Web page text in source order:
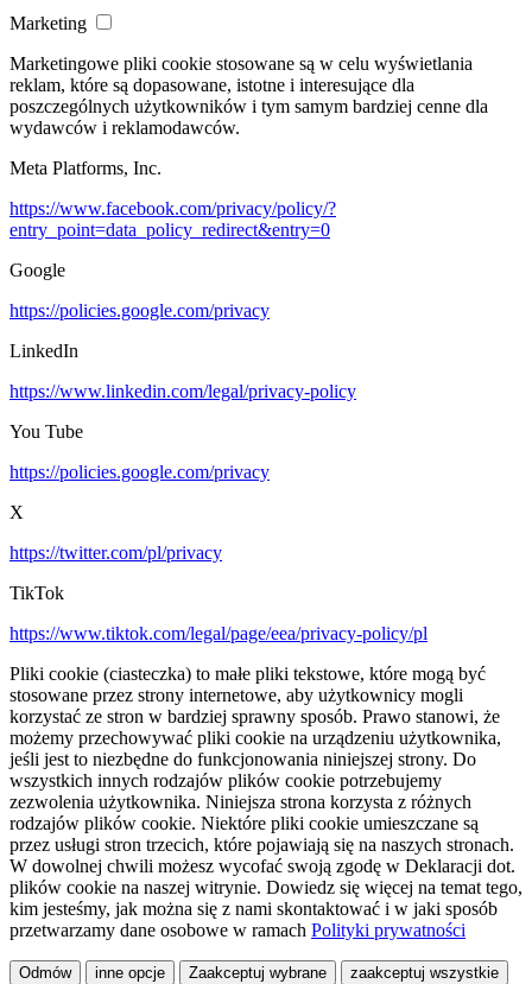
Marketing
Marketingowe pliki cookie stosowane są w celu wyświetlania
reklam, które są dopasowane, istotne i interesujące dla
poszczególnych użytkowników i tym samym bardziej cenne dla
wydawców i reklamodawców.
Meta Platforms, Inc.
https://www.facebook.com/privacy/policy/?
entry_point=data_policy_redirect&entry=0
Google
https://policies.google.com/privacy
LinkedIn
https://www.linkedin.com/legal/privacy-policy
You Tube
https://policies.google.com/privacy
X
https://twitter.com/pl/privacy
TikTok
https://www.tiktok.com/legal/page/eea/privacy-policy/pl
Pliki cookie (ciasteczka) to małe pliki tekstowe, które mogą być
stosowane przez strony internetowe, aby użytkownicy mogli
korzystać ze stron w bardziej sprawny sposób. Prawo stanowi, że
możemy przechowywać pliki cookie na urządzeniu użytkownika,
jeśli jest to niezbędne do funkcjonowania niniejszej strony. Do
wszystkich innych rodzajów plików cookie potrzebujemy
zezwolenia użytkownika. Niniejsza strona korzysta z różnych
rodzajów plików cookie. Niektóre pliki cookie umieszczane są
przez usługi stron trzecich, które pojawiają się na naszych stronach.
W dowolnej chwili możesz wycofać swoją zgodę w Deklaracji dot.
plików cookie na naszej witrynie. Dowiedz się więcej na temat tego,
kim jesteśmy, jak można się z nami skontaktować i w jaki sposób
przetwarzamy dane osobowe w ramach Polityki prywatności
Odmów inne opcje Zaakceptuj wybrane zaakceptuj wszystkie